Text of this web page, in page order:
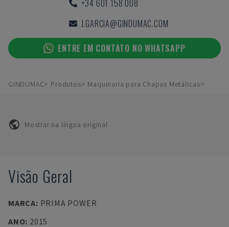
+34 601 158 008
J.GARCIA@GINDUMAC.COM
ENTRE EM CONTATO NO WHATSAPP
GINDUMAC Produtos Maquinaria para Chapas Metálicas
Mostrar na língua original
Visão Geral
MARCA: PRIMA POWER
ANO: 2015